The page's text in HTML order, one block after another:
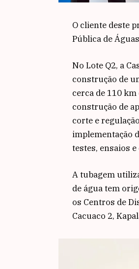
O cliente deste
Pública de Águas
No Lote Q2, a
construção de
cerca de 110
construção de
corte e
implementação
testes, ensaios
A tubagem
de água tem
os Centros de
Cacuaco 2,